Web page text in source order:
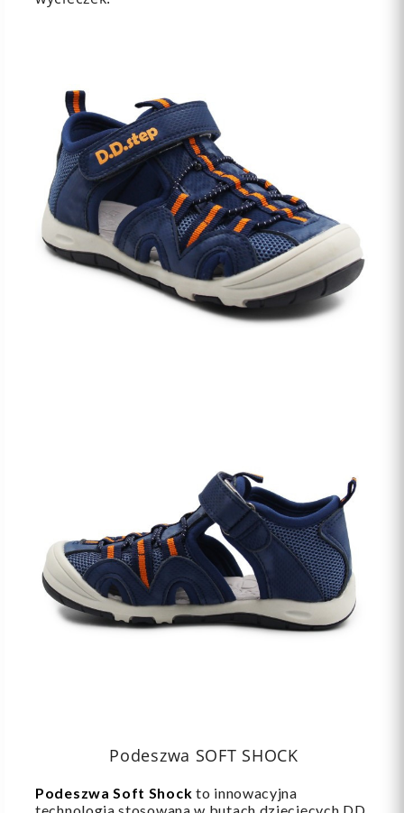
Podeszwa SOFT SHOCK
Podeszwa Soft Shock to innowacyjna